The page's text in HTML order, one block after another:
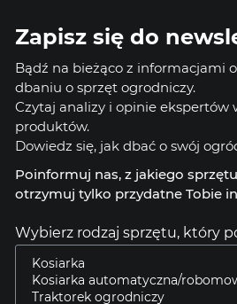
Zapisz się do
Bądź na bieżąco z informacjami
dbaniu o sprzęt ogrodniczy.
Czytaj analizy i opinie ekspertów
produktów.
Dowiedz się, jak dbać o swój
Poinformuj nas, z jakiego
otrzymuj tylko przydatne Tobie
Wybierz rodzaj sprzętu, który